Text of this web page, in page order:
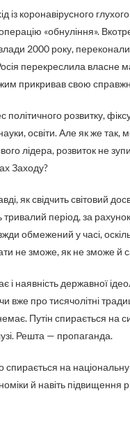
із коронавірусного
«обнуління».
2000 року,
перекреслила власне
прикривав свою
політичного розвитку,
освіти. Але як же
лідера, розвиток не
Заходу?
як свідчить світовий
період, за
обмежений у часі,
не зможе, як не зможе й
і наявність державної
про тисячолітні
Путін спирається на
Решта — пропаганда.
на національну
й навіть